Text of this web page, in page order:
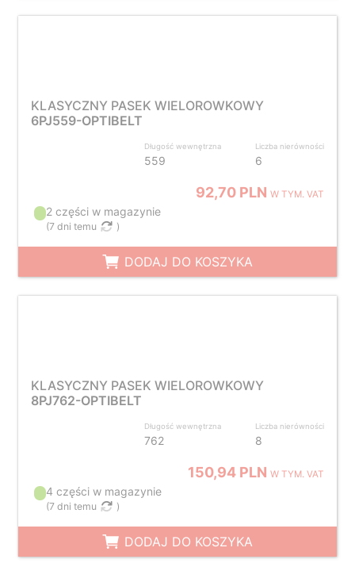
KLASYCZNY PASEK WIELOROWKOWY
6PJ559-OPTIBELT
Długość wewnętrzna
559
Liczba nierówności
6
92,70 PLNW TYM. VAT
2 części w magazynie
(7 dni temu )
DODAJ DO KOSZYKA
KLASYCZNY PASEK WIELOROWKOWY
8PJ762-OPTIBELT
Długość wewnętrzna
762
Liczba nierówności
8
150,94 PLNW TYM. VAT
4 części w magazynie
(7 dni temu )
DODAJ DO KOSZYKA